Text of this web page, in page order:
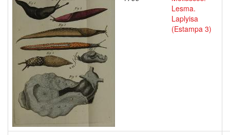
Lesma.
Laplyisa
(Estampa 3)